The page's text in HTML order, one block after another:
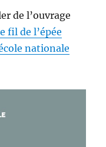
de l’ouvrage
fil de l’épée
nationale